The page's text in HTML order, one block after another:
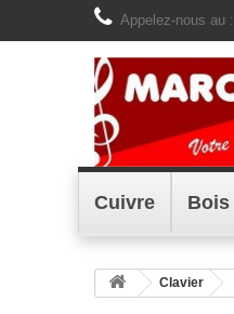
Appelez-nous au :
Cuivre Bois
Clavier